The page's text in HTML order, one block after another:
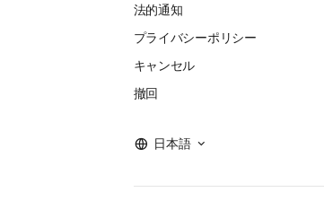
法的通知
プライバシーポリシー
キャンセル
撤回
日本語